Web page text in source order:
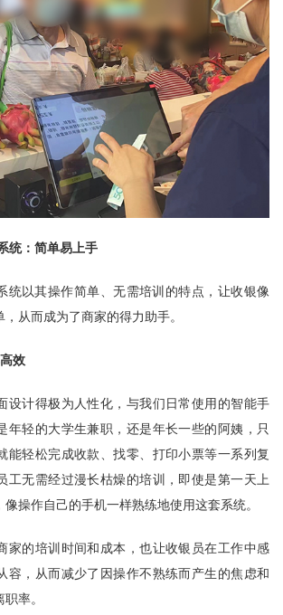
统：简单易上手
统以其操作简单、无需培训的特点，让收银像
从而成为了商家的得力助手。
效
设计得极为人性化，与我们日常使用的智能手
年轻的大学生兼职，还是年长一些的阿姨，只
能轻松完成收款、找零、打印小票等一系列复
工无需经过漫长枯燥的培训，即使是第一天上
操作自己的手机一样熟练地使用这套系统。
家的培训时间和成本，也让收银员在工作中感
容，从而减少了因操作不熟练而产生的焦虑和
率。